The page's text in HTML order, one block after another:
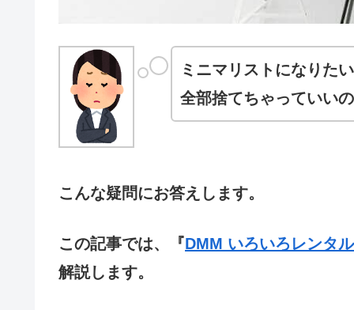
ミニマリストになりた
全部捨てちゃっていい
こんな疑問にお答えします。
この記事では、『DMM いろいろレンタル
解説します。